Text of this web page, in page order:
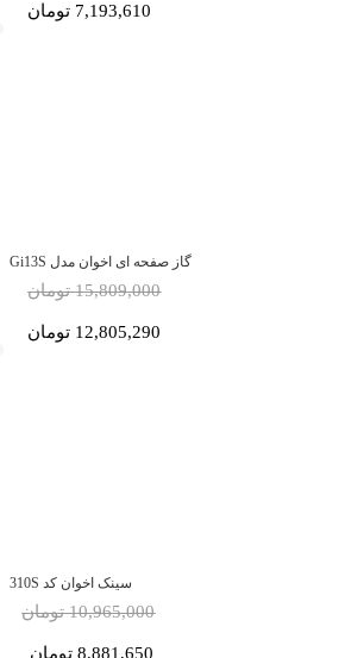
7,193,610 تومان
گاز صفحه ای اخوان مدل Gi13S
15,809,000 تومان
12,805,290 تومان
سینک اخوان کد 310S
10,965,000 تومان
8,881,650 تومان